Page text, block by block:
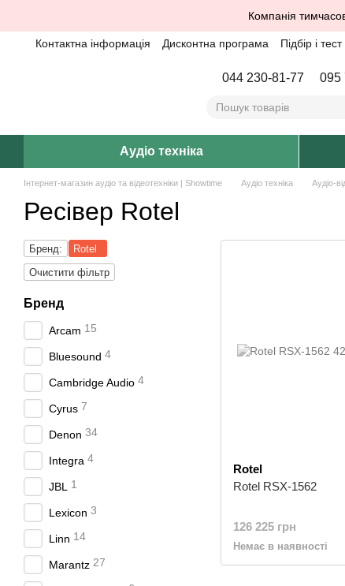
Компанія
Контактна інформація Дисконтна програма Підбір і тест
044 230-81-77 095
Аудіо техніка
Інтернет-магазин аудіо та відеотехніки | Showtime Аудіо техніка Аудіо-
Ресівер Rotel
Rotel
Rotel RSX-1562
126 225 грн
Немає в наявності
Бренд:
Rotel
Очистити фільтр
Бренд
Arcam 15
Bluesound 4
Cambridge Audio 4
Cyrus 7
Denon 34
Integra 4
JBL 1
Lexicon 3
Linn 14
Marantz 27